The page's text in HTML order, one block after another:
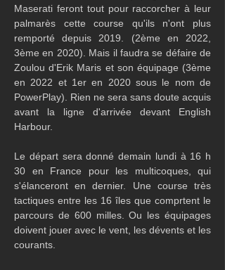
Maserati feront tout pour raccorcher à leur
palmarès cette course qu'ils n'ont plus
remporté depuis 2019. (2ème en 2022,
3ème en 2020). Mais il faudra se défaire de
Zoulou d'Erik Maris et son équipage (3ème
en 2022 et 1er en 2020 sous le nom de
PowerPlay). Rien ne sera sans doute acquis
avant la ligne d'arrivée devant English
Harbour.
Le départ sera donné demain lundi à 16 h
30 en France pour les multicoques, qui
s'élanceront en dernier. Une course très
tactiques entre les 16 îles que comprtent le
parcours de 600 milles. Ou les équipages
doivent jouer avec le vent, les dévents et les
courants.